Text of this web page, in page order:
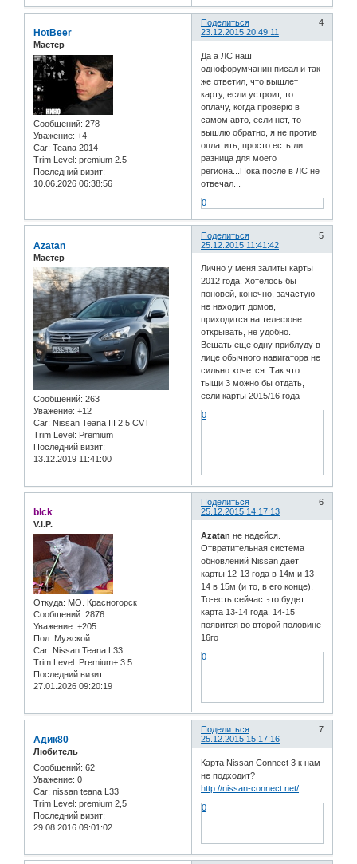
Поделиться
4
23.12.2015 20:49:11
HotBeer
Мастер
Сообщений: 278
Уважение: +4
Car: Teana 2014
Trim Level: premium 2.5
Последний визит:
10.06.2026 06:38:56
Да а ЛС наш
однофорумчанин писал и так
же ответил, что вышлет
карту, если устроит, то
оплачу, когда проверю в
самом авто, если нет, то
вышлю обратно, я не против
оплатить, просто есть ли
разница для моего
региона...Пока после в ЛС не
отвечал...
0
Поделиться
5
25.12.2015 11:41:42
Azatan
Мастер
Сообщений: 263
Уважение: +12
Car: Nissan Teana III 2.5 CVT
Trim Level: Premium
Последний визит:
13.12.2019 11:41:00
Лично у меня залиты карты
2012 года. Хотелось бы
поновей, конечно, зачастую
не находит домов,
приходится на телефоне
открывать, не удобно.
Вешать еще одну приблуду в
лице обычного навигатора не
сильно хочется. Так что
тыщи 3 можно бы отдать,
если карты 2015/16 года
0
Поделиться
6
25.12.2015 14:17:13
blck
V.I.P.
Откуда: МО. Красногорск
Сообщений: 2876
Уважение: +205
Пол: Мужской
Car: Nissan Teana L33
Trim Level: Premium+ 3.5
Последний визит:
27.01.2026 09:20:19
Azatan не надейся.
Отвратительная система
обновлений Nissan дает
карты 12-13 года в 14м и 13-
14 в 15м (и то, в его конце).
То-есть сейчас это будет
карта 13-14 года. 14-15
появится во второй половине
16го
0
Поделиться
7
25.12.2015 15:17:16
Адик80
Любитель
Сообщений: 62
Уважение: 0
Car: nissan teana L33
Trim Level: premium 2,5
Последний визит:
29.08.2016 09:01:02
Карта Nissan Connect 3 к нам
не подходит?
http://nissan-connect.net/
0